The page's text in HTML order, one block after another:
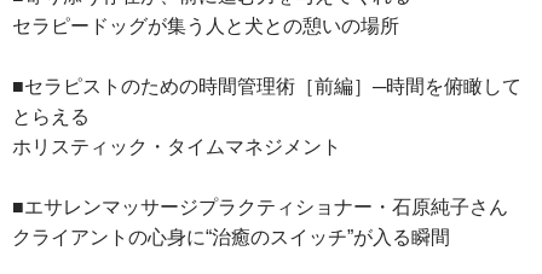
セラピードッグが集う人と犬との憩いの場所
■セラピストのための時間管理術［前編］─時間を俯瞰して
とらえる
ホリスティック・タイムマネジメント
■エサレンマッサージプラクティショナー・石原純子さん
クライアントの心身に“治癒のスイッチ”が入る瞬間